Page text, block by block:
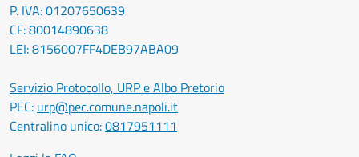
P. IVA: 01207650639
CF: 80014890638
LEI: 8156007FF4DEB97ABA09
Servizio Protocollo, URP e Albo Pretorio
PEC: urp@pec.comune.napoli.it
Centralino unico:0817951111